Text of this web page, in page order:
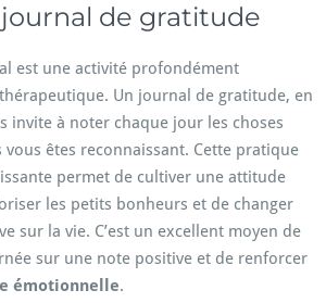
de gratitude
est une activité profondément
Un journal de gratitude, en
invite à noter chaque jour les choses
êtes reconnaissant. Cette pratique
permet de cultiver une attitude
les petits bonheurs et de changer
sur la vie. C’est un excellent moyen de
sur une note positive et de renforcer
émotionnelle.